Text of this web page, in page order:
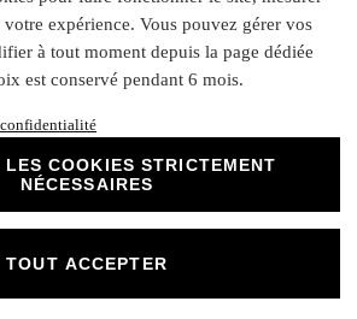
Faites confiance à notre
et à notre passion pour vous
dans la réalisation de vos
passée, si vous souhaitez
avec vos propres photos, textes et
vous contactera. Ensemble, vous
dimensions, de la disposition, des
autre modification que vous souhaitez
rien sans votre validation
expérience. Vous pouvez gérer vos
à tout moment depuis la page dédiée
est conservé pendant 6 mois.
LES COOKIES STRICTEMENT
NÉCESSAIRES
TOUT ACCEPTER